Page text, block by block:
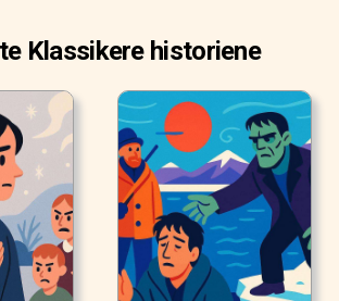
Klassikere historiene